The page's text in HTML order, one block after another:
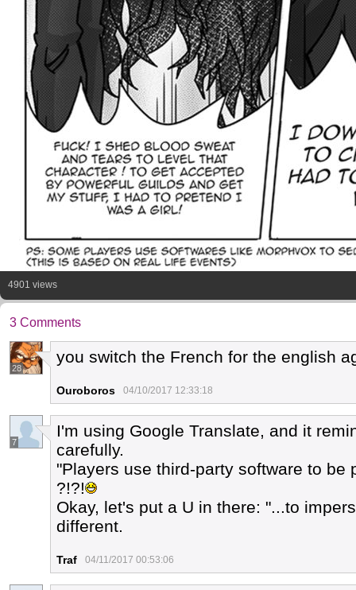
4901 views
3 Comments
28
you switch the French for the english
Ouroboros 04/10/2017 12:33:18
7
I'm using Google Translate, and it
carefully.
"Players use third-party software to be
?!?!
Okay, let's put a U in there: "...to
different.
Traf 04/11/2017 00:53:06